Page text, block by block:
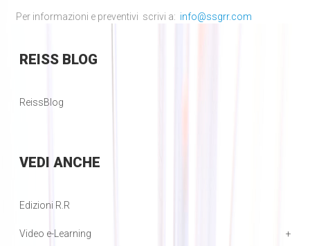
Per informazioni e preventivi scrivi a: info@ssgrr.com
REISSBLOG
ReissBlog
VEDI ANCHE
Edizioni R.R
Video e-Learning